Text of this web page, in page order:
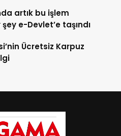
artık bu işlem
e-Devlet’e taşındı
Ücretsiz Karpuz